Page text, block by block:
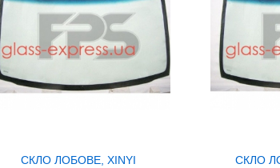
СКЛО ЛОБОВЕ, XINYI СКЛО